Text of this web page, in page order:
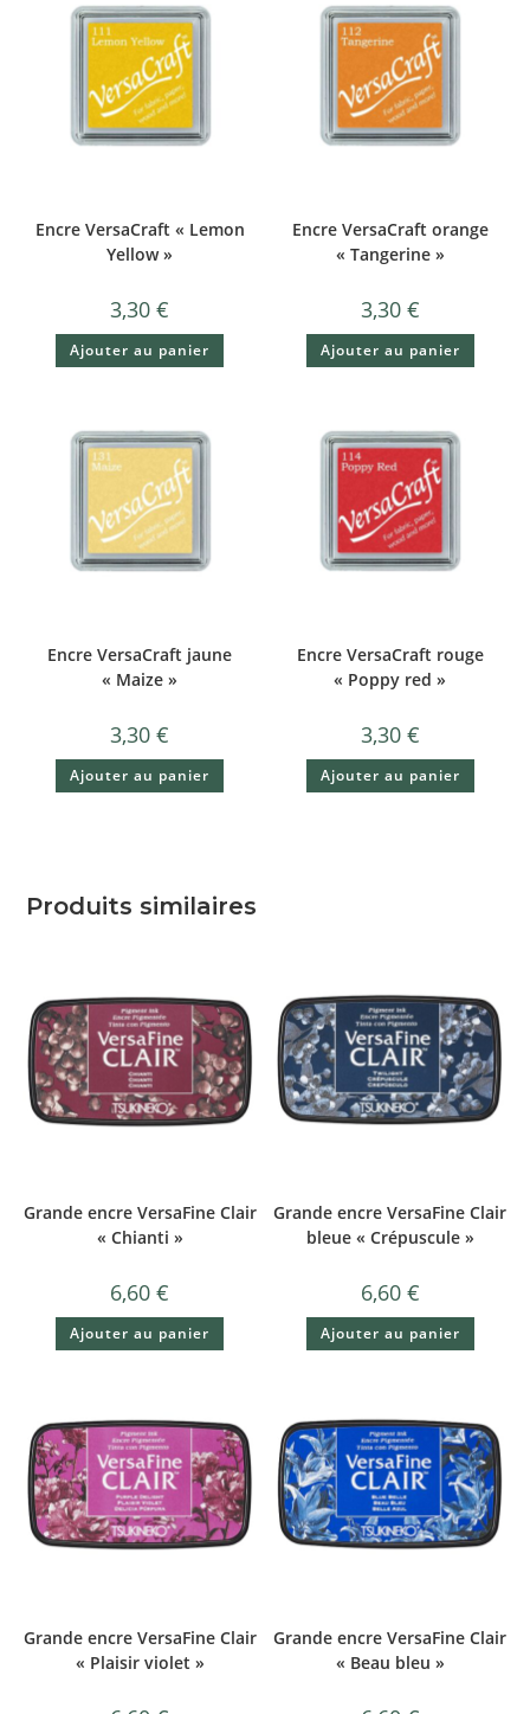
Encre VersaCraft « Lemon
Yellow »
3,30€
Ajouter au panier
Encre VersaCraft orange
« Tangerine »
3,30 €
Ajouter au panier
Encre VersaCraft jaune
« Maize »
3,30€
Ajouter au panier
Encre VersaCraft rouge
« Poppy red »
3,30 €
Ajouter au panier
Produits similaires
Grande encre VersaFine Clair
« Chianti »
6,60€
Ajouter au panier
Grande encre VersaFine Clair
bleue « Crépuscule »
6,60 €
Ajouter au panier
Grande encre VersaFine Clair
« Plaisir violet »
Grande encre VersaFine Clair
« Beau bleu »